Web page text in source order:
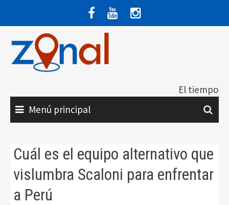
contenido
El tiempo
Menú principal
Cuál es el equipo alternativo que
vislumbra Scaloni para enfrentar
a Perú